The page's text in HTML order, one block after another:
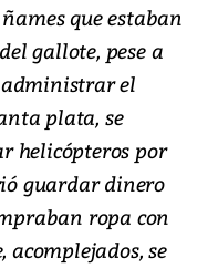
que estaban
gallote, pese a
el
plata, se
helicópteros por
guardar dinero
ropa con
se